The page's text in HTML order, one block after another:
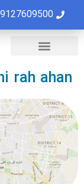
rah ahan